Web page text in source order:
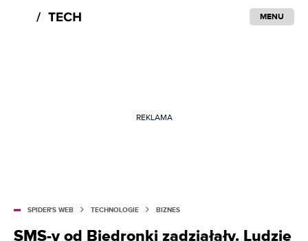
MENU
REKLAMA
SPIDER'S WEB TECHNOLOGIE BIZNES
SMS-y od Biedronki zadziałały. Ludzie